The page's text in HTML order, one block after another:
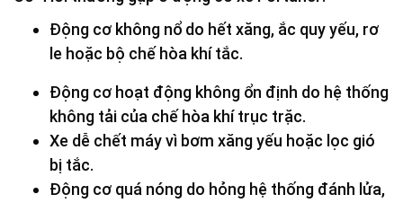
Động cơ không nổ do hết xăng, ắc quy yếu, rơ
le hoặc bộ chế hòa khí tắc.
Động cơ hoạt động không ổn định do hệ thống
không tải của chế hòa khí trục trặc.
Xe dễ chết máy vì bơm xăng yếu hoặc lọc gió
bị tắc.
Động cơ quá nóng do hỏng hệ thống đánh lửa,